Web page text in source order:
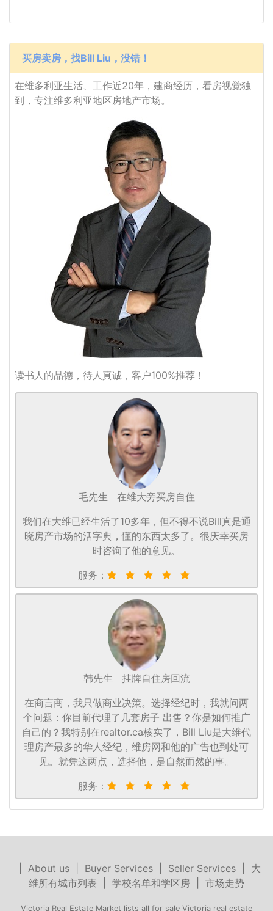
买房卖房，找Bill Liu，没错！
在维多利亚生活、工作近20年，建商经历，看房视觉独
到，专注维多利亚地区房地产市场。
读书人的品德，待人真诚，客户100%推荐！
毛先生
在维大旁买房自住
我们在大维已经生活了10多年，但不得不说Bill真是通
晓房产市场的活字典，懂的东西太多了。很庆幸买房
时咨询了他的意见。
服务：
韩先生
挂牌自住房回流
在商言商，我只做商业决策。选择经纪时，我就问两
个问题：你目前代理了几套房子 出售？你是如何推广
自己的？我特别在realtor.ca核实了，Bill Liu是大维代
理房产最多的华人经纪，维房网和他的广告也到处可
见。就凭这两点，选择他，是自然而然的事。
服务：
About us| Buyer Services| Seller Services| 大
维所有城市列表
学校名单和学区房 市场走势
Victoria Real Estate Market lists all for sale Victoria real estate